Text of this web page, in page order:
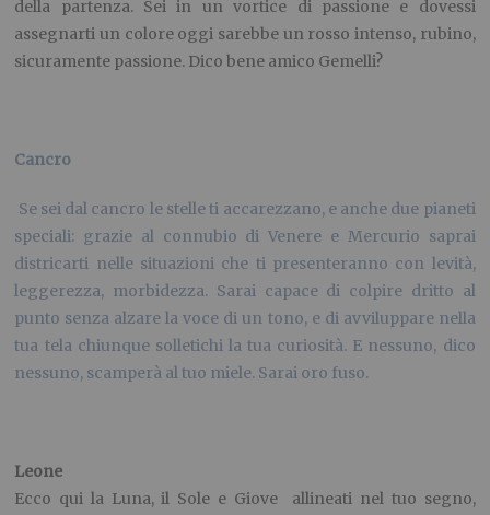
della partenza. Sei in un vortice di passione e dovessi
assegnarti un colore oggi sarebbe un rosso intenso, rubino,
sicuramente passione. Dico bene amico Gemelli?
Cancro
Se sei dal cancro le stelle ti accarezzano, e anche due pianeti
speciali: grazie al connubio di Venere e Mercurio saprai
districarti nelle situazioni che ti presenteranno con levità,
leggerezza, morbidezza. Sarai capace di colpire dritto al
punto senza alzare la voce di un tono, e di avviluppare nella
tua tela chiunque solletichi la tua curiosità. E nessuno, dico
nessuno, scamperà al tuo miele. Sarai oro fuso.
Leone
Ecco qui la Luna, il Sole e Giove allineati nel tuo segno,